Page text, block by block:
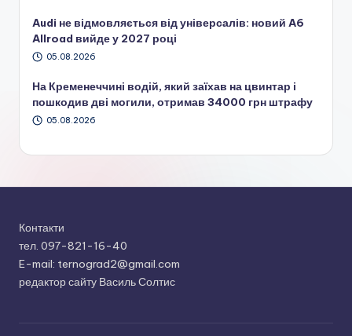
Audi не відмовляється від універсалів: новий A6
Allroad вийде у 2027 році
05.08.2026
На Кременеччині водій, який заїхав на цвинтар і
пошкодив дві могили, отримав 34000 грн штрафу
05.08.2026
Контакти
тел. 097-821-16-40
E-mail: ternograd2@gmail.com
редактор сайту Василь Солтис